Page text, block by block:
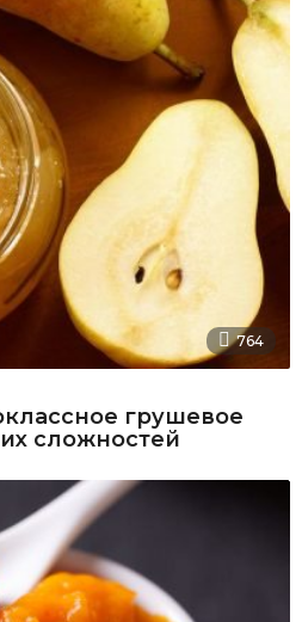
764
грушевое
сложностей